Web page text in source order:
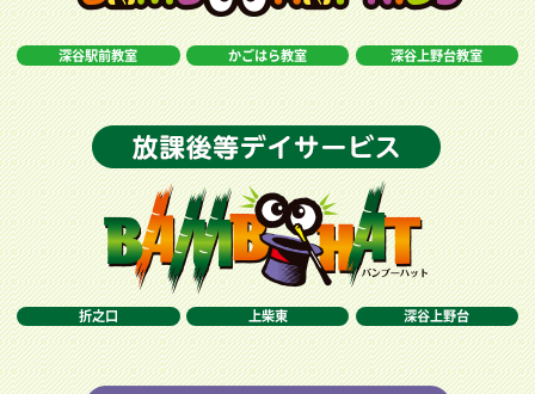
深谷駅前教室 かごはら教室 深谷上野台教室
折之口 上柴東 深谷上野台